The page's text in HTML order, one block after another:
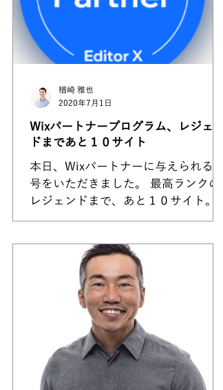
Wixパートナープログラム、レジェン
ドまであと１０サイト
本日、Wixパートナーに与えられる称
号をいただきました。 最高ランクの
レジェンドまで、あと１０サイト。
そのために制作をしているつもりは一
のお陰で、Wix側からも認めてもらえ
て、特典が増えるというのは素直に嬉
しいね。...
楢崎 雅也
2020年7月1日